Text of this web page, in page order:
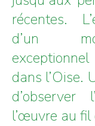
récentes.
d’un
dans l’Oise.
d’observer
l’œuvre au fil